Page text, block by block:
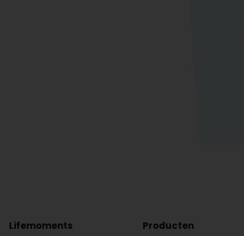
Lifemoments Producten